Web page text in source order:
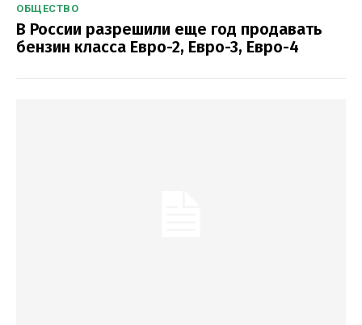
ОБЩЕСТВО
В России разрешили еще год продавать
бензин класса Евро-2, Евро-3, Евро-4